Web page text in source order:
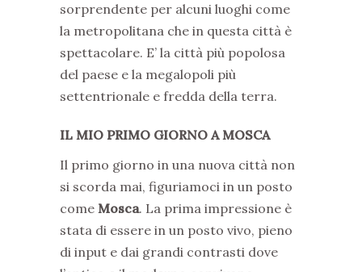
sorprendente per alcuni luoghi come
la metropolitana che in questa città è
spettacolare. E’ la città più popolosa
del paese e la megalopoli più
settentrionale e fredda della terra.
IL MIO PRIMO GIORNO A MOSCA
Il primo giorno in una nuova città non
si scorda mai, figuriamoci in un posto
come Mosca. La prima impressione è
stata di essere in un posto vivo, pieno
di input e dai grandi contrasti dove